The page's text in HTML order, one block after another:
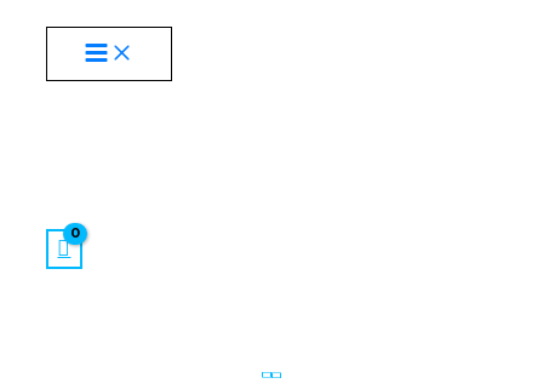
содержимому
товара
1219RM-
ULTRA